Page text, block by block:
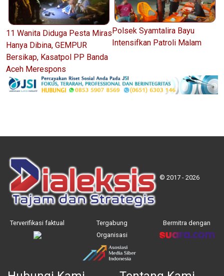
11 Wanita Diduga Pesta Miras
Hanya Dibina, GEMPUR
Bersikap, Kasatpol PP Banda
Aceh Merespons
Polsek Syamtalira Bayu
Intensifkan Patroli Malam
© 2017 - 2026
Terverifikasi faktual
Tergabung
Organisasi
Bermitra dengan